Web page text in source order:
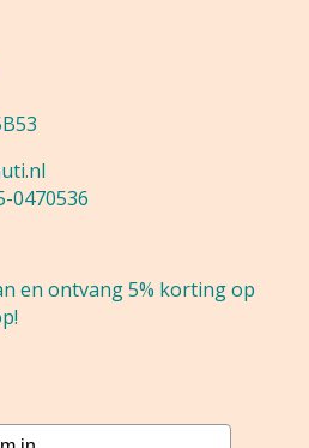
0470536
en ontvang 5% korting op